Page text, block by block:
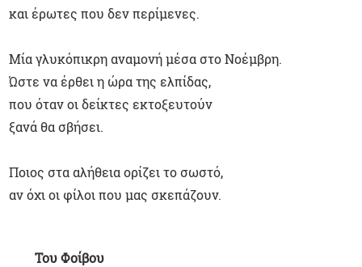
και έρωτες που δεν περίμενες.
Μία γλυκόπικρη αναμονή μέσα στο Νοέμβρη.
Ώστε να έρθει η ώρα της ελπίδας,
που όταν οι δείκτες εκτοξευτούν
ξανά θα σβήσει.
Ποιος στα αλήθεια ορίζει το σωστό,
αν όχι οι φίλοι που μας σκεπάζουν.
Του Φοίβου